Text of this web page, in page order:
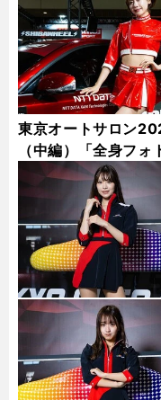
東京オートサロン
（中編）「全身フォ